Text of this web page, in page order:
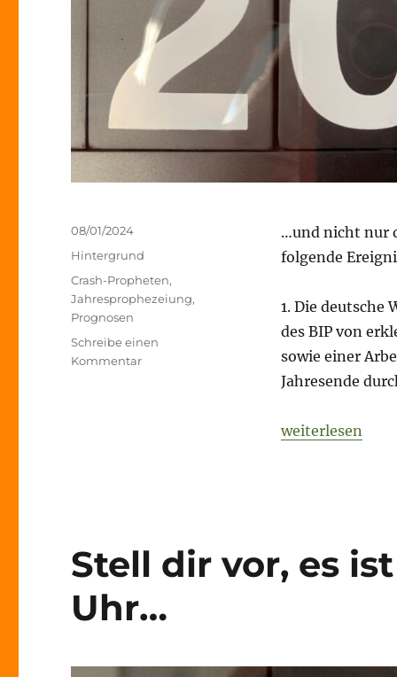
…und nicht nur
folgende
1. Die
des BIP von
sowie einer
Jahresende
„Stell dir vor,
weiterlesen
Veröffentlicht
am
08/01/2024
Kategorien
Hintergrund
Schlagwörter
Crash-Propheten,
Jahresprophezeiung,
Prognosen
Schreibe einen
Kommentarzu
Stell dir vor, es ist
Uhr…